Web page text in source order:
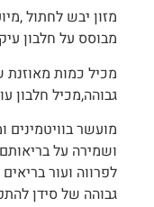
מבוסס על חלבון
גבוהה,מכיל חלבון
מועשר בוויטמינים
לפרווה ועור
גבוהה של סידן